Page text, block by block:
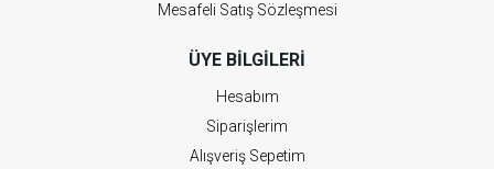
Mesafeli Satış Sözleşmesi
ÜYE BILGILERI
Hesabım
Siparişlerim
Alışveriş Sepetim